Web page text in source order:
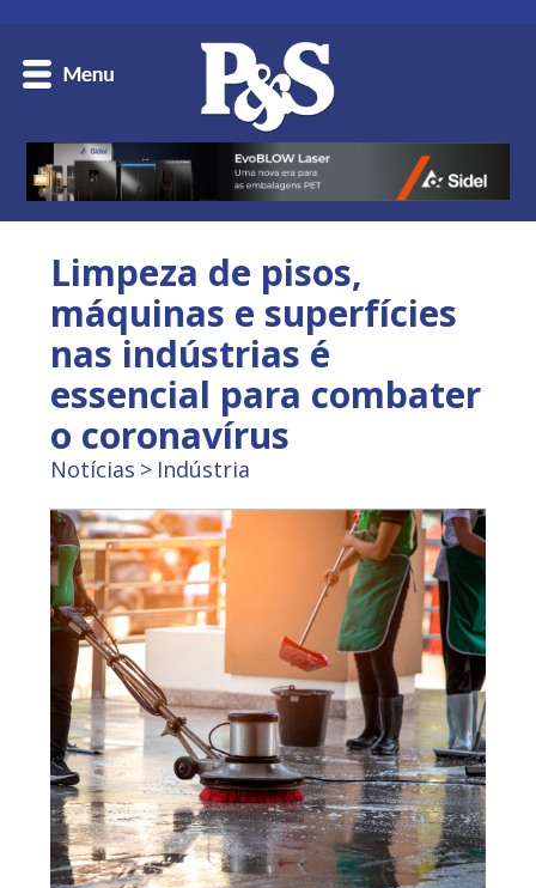
Limpeza de pisos,
máquinas e superfícies
nas indústrias é
essencial para combater
o coronavírus
Notícias Indústria